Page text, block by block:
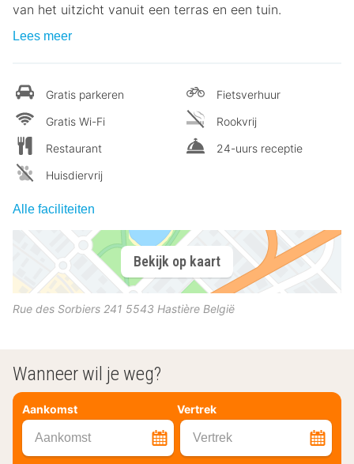
van het uitzicht vanuit een terras en een tuin.
Lees meer
Gratis parkeren
Gratis Wi-Fi
Restaurant
Huisdiervrij
Fietsverhuur
Rookvrij
24-uurs receptie
Alle faciliteiten
Bekijk op kaart
Rue des Sorbiers 241 5543 Hastière België
Wanneer wil je weg?
Aankomst Vertrek
Aankomst Vertrek